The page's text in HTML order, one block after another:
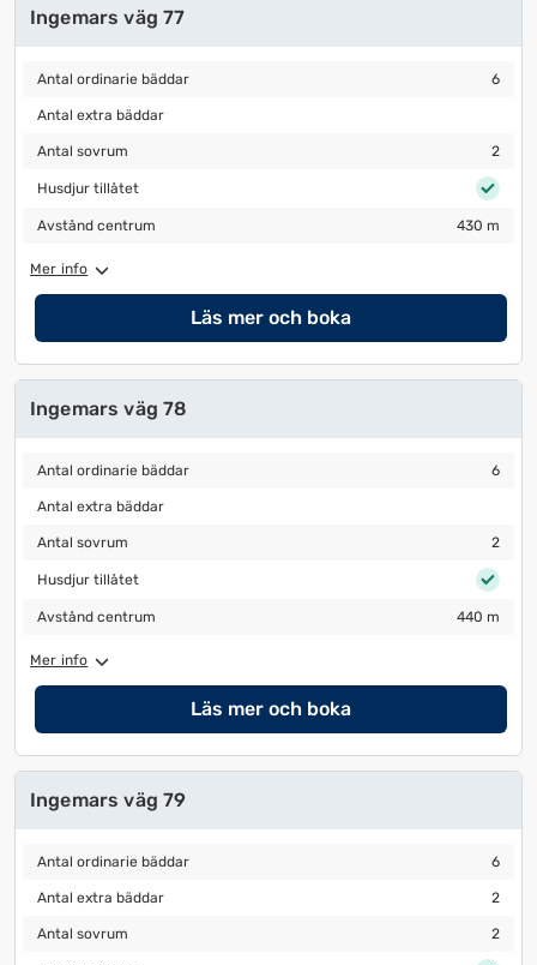
Ingemars väg 77
Antal ordinarie bäddar
Antal ordinarie bäddar 6
Antal extra bäddar
Antal extra bäddar
Antal sovrum
Antal sovrum 2
Husdjur tillåtet
Husdjur tillåtet
Avstånd centrum
Avstånd centrum 430 m
Mer info
Läs mer och boka
Ingemars väg 78
Antal ordinarie bäddar
Antal ordinarie bäddar 6
Antal extra bäddar
Antal extra bäddar
Antal sovrum
Antal sovrum 2
Husdjur tillåtet
Husdjur tillåtet
Avstånd centrum
Avstånd centrum 440 m
Mer info
Läs mer och boka
Ingemars väg 79
Antal ordinarie bäddar
Antal ordinarie bäddar 6
Antal extra bäddar
Antal extra bäddar 2
Antal sovrum
Antal sovrum 2